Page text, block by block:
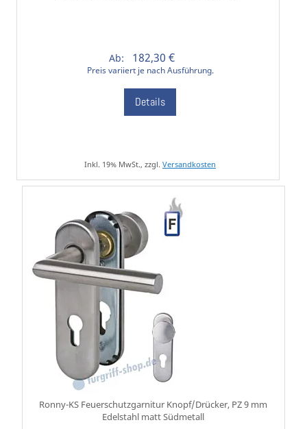
Ab: 182,30 €
Preis variiert je nach Ausführung.
Details
Inkl. 19% MwSt., zzgl. Versandkosten
Ronny-KS Feuerschutzgarnitur Knopf/Drücker, PZ 9 mm
Edelstahl matt Südmetall